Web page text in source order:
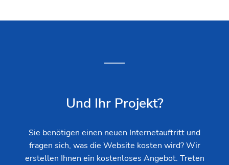
Und Ihr Projekt?
Sie benötigen einen neuen Internetauftritt und
fragen sich, was die Website kosten wird? Wir
erstellen Ihnen ein kostenloses Angebot. Treten